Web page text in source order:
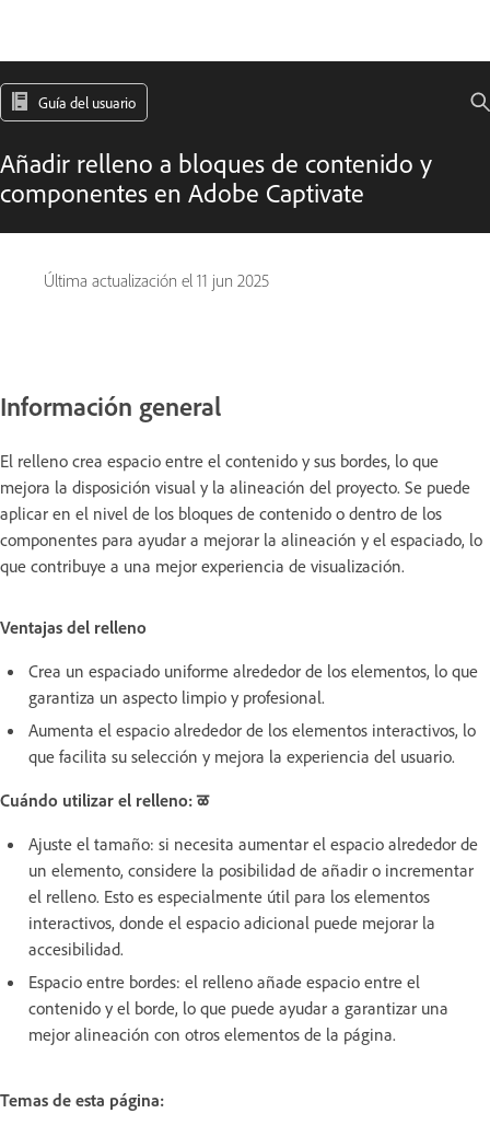
Guía del usuario
Añadir relleno a bloques de contenido y
componentes en Adobe Captivate
Última actualización el 11 jun 2025
Información general
El relleno crea espacio entre el contenido y sus bordes, lo que
mejora la disposición visual y la alineación del proyecto. Se puede
aplicar en el nivel de los bloques de contenido o dentro de los
componentes para ayudar a mejorar la alineación y el espaciado, lo
que contribuye a una mejor experiencia de visualización.
Ventajas del relleno
Crea un espaciado uniforme alrededor de los elementos, lo que
garantiza un aspecto limpio y profesional.
Aumenta el espacio alrededor de los elementos interactivos, lo
que facilita su selección y mejora la experiencia del usuario.
Cuándo utilizar el relleno: ळ
Ajuste el tamaño: si necesita aumentar el espacio alrededor de
un elemento, considere la posibilidad de añadir o incrementar
el relleno. Esto es especialmente útil para los elementos
interactivos, donde el espacio adicional puede mejorar la
accesibilidad.
Espacio entre bordes: el relleno añade espacio entre el
contenido y el borde, lo que puede ayudar a garantizar una
mejor alineación con otros elementos de la página.
Temas de esta página: